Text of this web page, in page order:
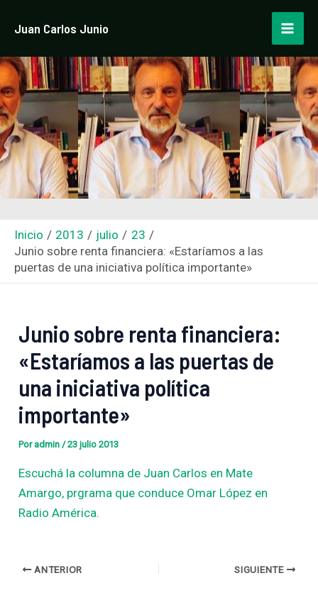
Juan Carlos Junio
Inicio 2013 julio
23
Junio sobre renta financiera: «Estaríamos a las
puertas de una iniciativa política importante»
Junio sobre renta financiera:
«Estaríamos a las puertas de
una iniciativa política
importante»
Por admin/23 julio 2013
Escuchá la columna de Juan Carlos en Mate
Amargo, prgrama que conduce Omar López en
Radio América.
de
ANTERIOR SIGUIENTE